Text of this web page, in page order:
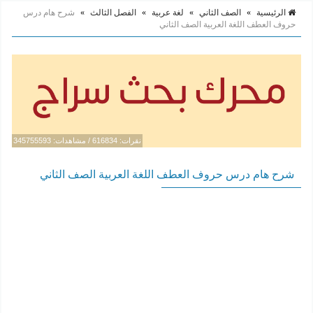
الرئيسية » الصف الثاني » لغة عربية » الفصل الثالث »
شرح هام درس
حروف العطف اللغة العربية الصف الثاني
نقرات: 616834 / مشاهدات: 345755593
شرح هام درس حروف العطف اللغة العربية الصف الثاني